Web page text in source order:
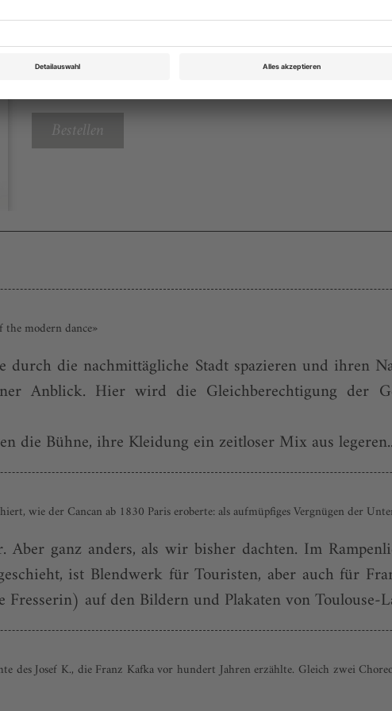
Tanz Juni 2015
Rubrik: Vorschau, Seite 80
Bestellen
modern dance»
die nachmittägliche Stadt spazieren und ihren
Anblick. Hier wird die Gleichberechtigung der
die Bühne, ihre Kleidung ein zeitloser Mix aus
wie der Cancan ab 1830 Paris eroberte: als aufmüpfiges Vergnügen der
ganz anders, als wir bisher dachten. Im
ist Blendwerk für Touristen, aber auch für
auf den Bildern und Plakaten von Toulouse-
des Josef K., die Franz Kafka vor hundert Jahren erzählte. Gleich zwei